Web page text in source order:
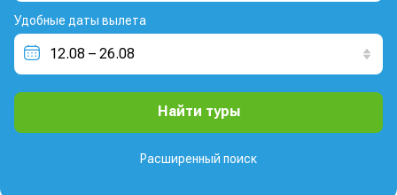
Удобные даты вылета
Расширенный поиск
Найти туры